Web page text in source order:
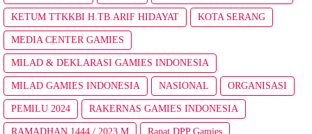
KETUM TTKKBI H.TB.ARIF HIDAYAT KOTA SERANG
MEDIA CENTER GAMIES
MILAD & DEKLARASI GAMIES INDONESIA
MILAD GAMIES INDONESIA NASIONAL ORGANISASI
PEMILU 2024 RAKERNAS GAMIES INDONESIA
RAMADHAN 1444 / 2023 M Rapat DPP Gamies